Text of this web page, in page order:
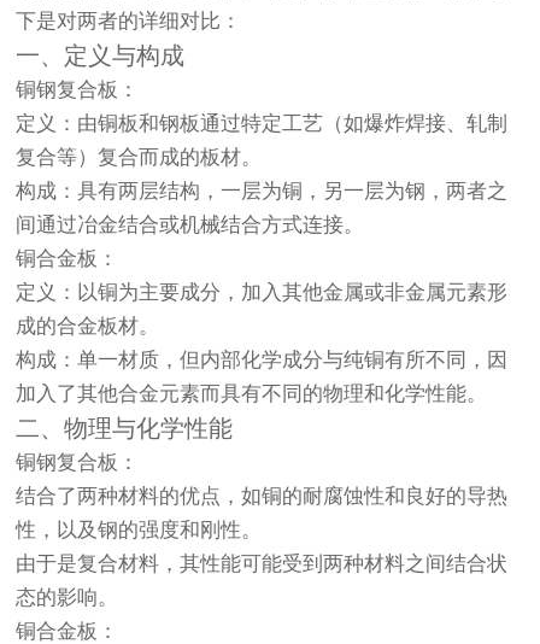
下是对两者的详细对比：
一、定义与构成
铜钢复合板 ：
定义：由铜板和钢板通过特定工艺（如爆炸焊接、轧制
复合等）复合而成的板材。
构成：具有两层结构，一层为铜，另一层为钢，两者之
间通过冶金结合或机械结合方式连接。
铜合金板 ：
定义：以铜为主要成分，加入其他金属或非金属元素形
成的合金板材。
构成：单一材质，但内部化学成分与纯铜有所不同，因
加入了其他合金元素而具有不同的物理和化学性能。
二、物理与化学性能
铜钢复合板 ：
结合了两种材料的优点，如铜的耐腐蚀性和良好的导热
性，以及钢的强度和刚性。
由于是复合材料，其性能可能受到两种材料之间结合状
态的影响。
铜合金板 ：